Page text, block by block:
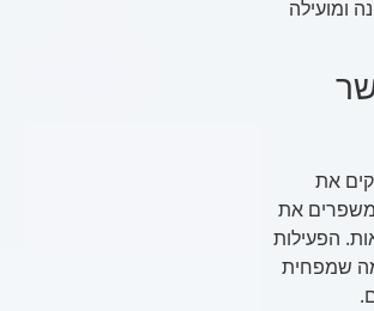
ומועילה
את
את
הפעילות
שמפחית